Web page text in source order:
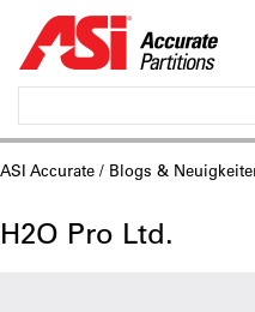
ASI Accurate / Blogs &
H2O Pro Ltd.